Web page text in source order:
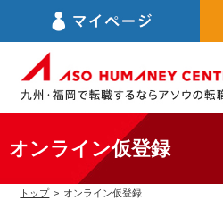
オンライン仮登録
トップ > オンライン仮登録